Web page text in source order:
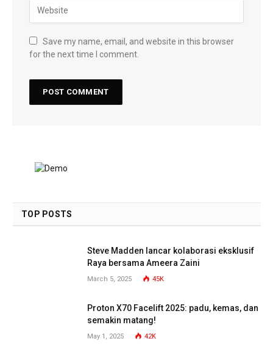
Save my name, email, and website in this browser
for the next time I comment.
TOP POSTS
Steve Madden lancar kolaborasi eksklusif
Raya bersama Ameera Zaini
March 5, 2025 45K
Proton X70 Facelift 2025: padu, kemas, dan
semakin matang!
May 1, 2025 42K